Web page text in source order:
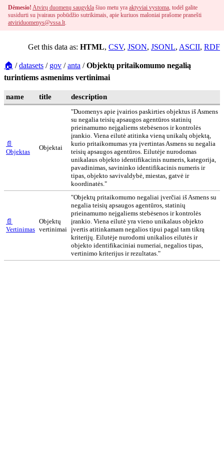
Dėmesio! Atvirų duomenų saugykla šiuo metu yra aktyviai vystoma, todėl galite
susidurti su įvairaus pobūdžio sutrikimais, apie kuriuos maloniai prašome pranešti
atviriduomenys@vssa.lt.
Get this data as: HTML, CSV, JSON, JSONL, ASCII, RDF
🏠 /datasets / gov /anta /Objektų pritaikomumo negalią
turintiems asmenims vertinimai
name title description
📄
Objektas
Objektai
"Duomenys apie įvairios paskirties objektus iš Asmens
su negalia teisių apsaugos agentūros statinių
prieinamumo neįgaliems stebėsenos ir kontrolės
įrankio. Viena eilutė atitinka vieną unikalų objektą,
kurio pritaikomumas yra įvertintas Asmens su negalia
teisių apsaugos agentūros. Eilutėje nurodomas
unikalaus objekto identifikacinis numeris, kategorija,
pavadinimas, savininko identifikacinis numeris ir
tipas, objekto savivaldybė, miestas, gatvė ir
koordinatės."
📄
Vertinimas
Objektų
vertinimai
"Objektų pritaikomumo negaliai įverčiai iš Asmens su
negalia teisių apsaugos agentūros, statinių
prieinamumo neįgaliems stebėsenos ir kontrolės
įrankio. Viena eilutė yra vieno unikalaus objekto
įvertis atitinkamam negalios tipui pagal tam tikrą
kriterijų. Eilutėje nurodomi unikalios eilutės ir
objekto identifikaciniai numeriai, negalios tipas,
vertinimo kriterijus ir rezultatas."